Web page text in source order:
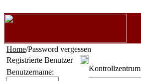
Home/Password vergessen
Registrierte Benutzer
Benutzername:
Kontrollzentrum